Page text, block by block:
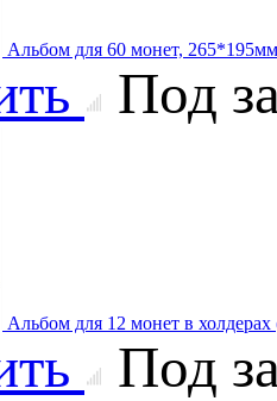
Альбом для 60 монет, 265*195мм
Под
Альбом для 12 монет в
Под